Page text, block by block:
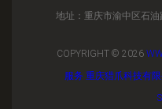
地址：重庆市渝中区石
COPYRIGHT © 2026
服务 重庆猎爪科技有限